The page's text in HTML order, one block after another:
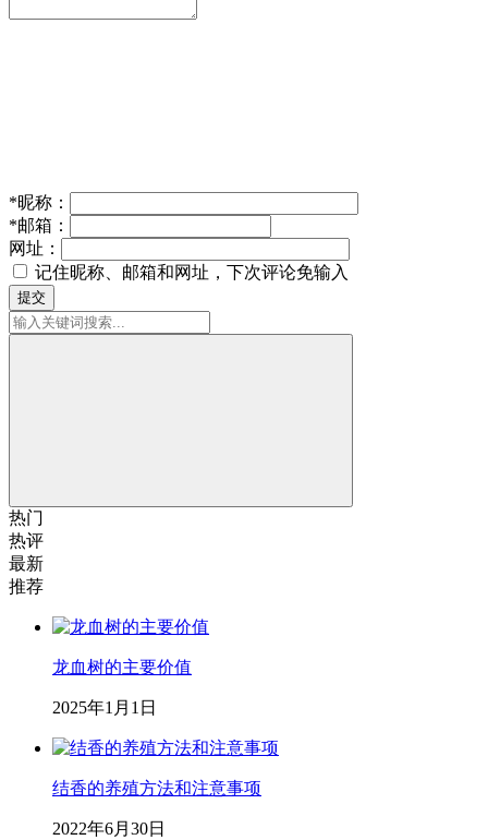
*昵称：
*邮箱：
网址：
记住昵称、邮箱和网址，下次评论免输入
提交
热门
热评
最新
推荐
龙血树的主要价值
2025年1月1日
结香的养殖方法和注意事项
2022年6月30日